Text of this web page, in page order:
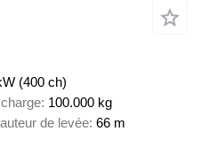
(400 ch)
100.000 kg
de levée 66 m